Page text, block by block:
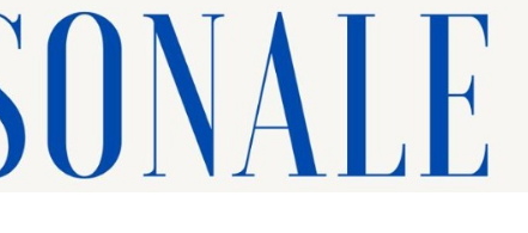
A CATANIA
NOVEMBRE 2023
CATANIA 12 NOVEMBRE 2023
DI
CRISTALLO:
MEDITAZIONE E